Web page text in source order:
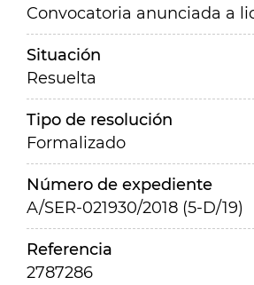
Convocatoria anunciada a
Situación
Resuelta
Tipo de resolución
Formalizado
Número de expediente
A/SER-021930/2018 (5-D/19)
Referencia
2787286